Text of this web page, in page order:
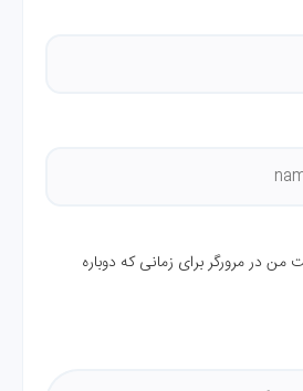
من در مرورگر برای زمانی که دوباره